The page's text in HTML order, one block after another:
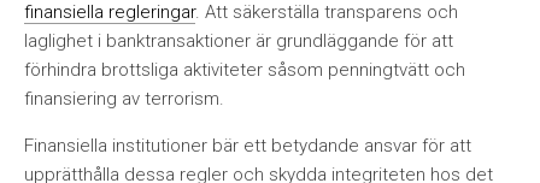
finansiella regleringar. Att säkerställa transparens och
laglighet i banktransaktioner är grundläggande för att
förhindra brottsliga aktiviteter såsom penningtvätt och
finansiering av terrorism.
Finansiella institutioner bär ett betydande ansvar för att
upprätthålla dessa regler och skydda integriteten hos det